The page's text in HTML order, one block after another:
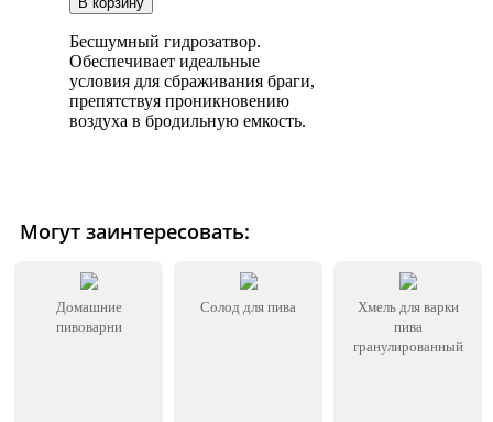
Бесшумный гидрозатвор.
Обеспечивает идеальные
условия для сбраживания браги,
препятствуя проникновению
воздуха в бродильную емкость.
Могут заинтересовать:
Домашние
пивоварни
Солод для пива
Хмель для варки
пива
гранулированный